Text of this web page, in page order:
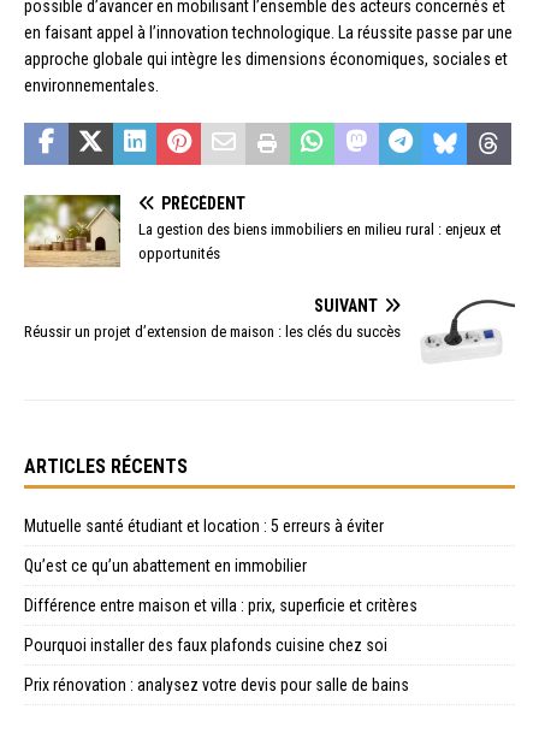
possible d’avancer en mobilisant l’ensemble des acteurs concernés et
en faisant appel à l’innovation technologique. La réussite passe par une
approche globale qui intègre les dimensions économiques, sociales et
environnementales.
PRÉCÉDENT
La gestion des biens immobiliers en milieu rural : enjeux et
opportunités
SUIVANT
Réussir un projet d’extension de maison : les clés du succès
ARTICLES RÉCENTS
Mutuelle santé étudiant et location : 5 erreurs à éviter
Qu’est ce qu’un abattement en immobilier
Différence entre maison et villa : prix, superficie et critères
Pourquoi installer des faux plafonds cuisine chez soi
Prix rénovation : analysez votre devis pour salle de bains